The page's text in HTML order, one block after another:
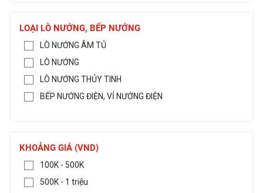
LOẠI LÒ NƯỚNG, BẾP NƯỚNG
LÒ NƯỚNG ÂM TỦ
LÒ NƯỚNG
LÒ NƯỚNG THỦY TINH
BẾP NƯỚNG ĐIỆN, VỈ NƯỚNG ĐIỆN
KHOẢNG GIÁ (VND)
100K - 500K
500K - 1 triệu